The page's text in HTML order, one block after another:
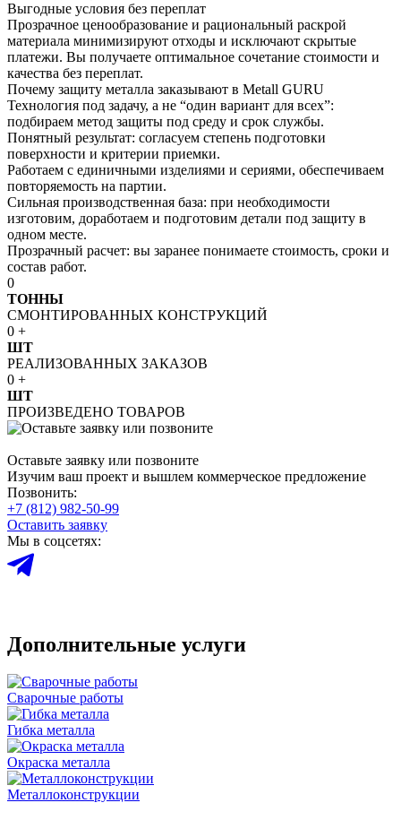
Выгодные условия без переплат
Прозрачное ценообразование и рациональный раскрой
материала минимизируют отходы и исключают скрытые
платежи. Вы получаете оптимальное сочетание стоимости и
качества без переплат.
Почему защиту металла заказывают в Metall GURU
Технология под задачу, а не “один вариант для всех”:
подбираем метод защиты под среду и срок службы.
Понятный результат: согласуем степень подготовки
поверхности и критерии приемки.
Работаем с единичными изделиями и сериями, обеспечиваем
повторяемость на партии.
Сильная производственная база: при необходимости
изготовим, доработаем и подготовим детали под защиту в
одном месте.
Прозрачный расчет: вы заранее понимаете стоимость, сроки и
состав работ.
0
ТОННЫ
СМОНТИРОВАННЫХ КОНСТРУКЦИЙ
0 +
ШТ
РЕАЛИЗОВАННЫХ ЗАКАЗОВ
0 +
ШТ
ПРОИЗВЕДЕНО ТОВАРОВ
Оставьте заявку или позвоните
Изучим ваш проект и вышлем коммерческое предложение
Позвонить:
+7 (812) 982-50-99
Оставить заявку
Мы в соцсетях:
Дополнительные услуги
Сварочные работы
Гибка металла
Окраска металла
Металлоконструкции